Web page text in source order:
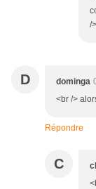
/>
D dominga
<br />
Répondre
C